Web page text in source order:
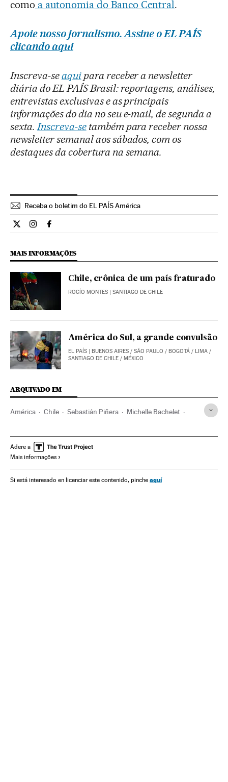
como a autonomia do Banco Central.
Apoie nosso jornalismo. Assine o EL PAÍS
clicando aqui
Inscreva-seaquipara receber a newsletter
diária do EL PAÍS Brasil: reportagens, análises,
entrevistas exclusivas e as principais
informações do dia no seu e-mail, de segunda a
sexta.Inscreva-setambém para receber nossa
newsletter semanal aos sábados, com os
destaques da cobertura na semana.
Receba o boletim do EL PAÍS América
Internacional El País Brasil en Twitter
Internacional El País Brasil en Instagram
Internacional El País Brasil en Facebook
MAIS INFORMAÇÕES
Chile, crônica de um país fraturado
ROCÍO MONTES | SANTIAGO DE CHILE
América do Sul, a grande convulsão
EL PAÍS | BUENOS AIRES / SÃO PAULO / BOGOTÁ / LIMA /
SANTIAGO DE CHILE / MÉXICO
ARQUIVADO EM
América Chile Sebastián Piñera Michelle Bachelet
Democracia
Adere a
Mais informações
Si está interesado en licenciar este contenido, pinche aquí